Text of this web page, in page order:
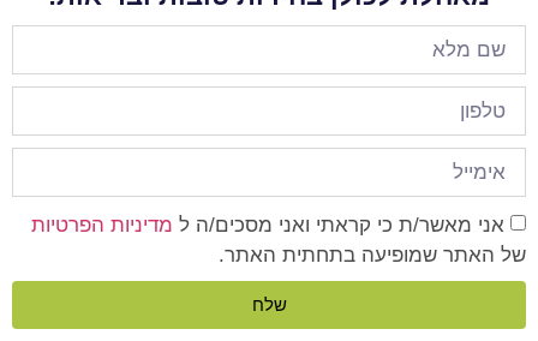
אני מאשר/ת כי קראתי ואני מסכים/ה ל מדיניות הפרטיות
של האתר שמופיעה בתחתית האתר.
שלח